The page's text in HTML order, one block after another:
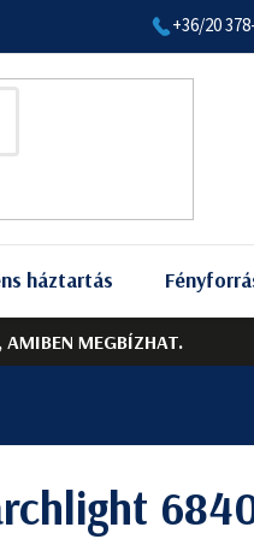
AMIBEN MEGBÍZHAT.
+36/20
háztartás